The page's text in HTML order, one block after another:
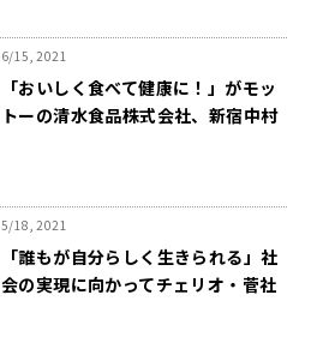
6/15, 2021
「おいしく食べて健康に！」がモッ
トーの清水食品株式会社、新宿中村
5/18, 2021
「誰もが自分らしく生きられる」社
会の実現に向かってチェリオ・菅社